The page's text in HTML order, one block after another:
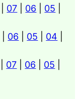
07 06 05
06 05 04
07 06 05